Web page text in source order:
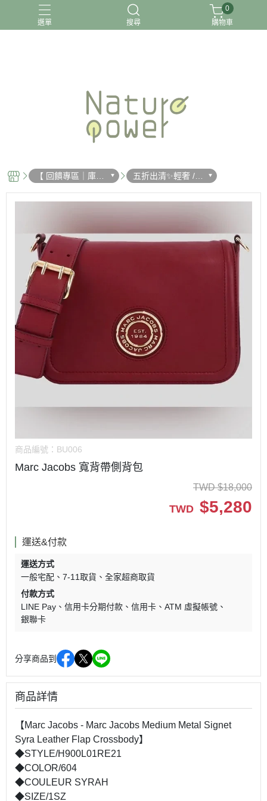
選單 搜尋
0
購物車
【 回饋專區｜庫存
精品💎撿到賺到 】
五折出清✨輕奢 /
精品
商品編號： BU006
Marc Jacobs 寬背帶側背包
TWD $18,000
TWD $5,280
運送&付款
運送方式
一般宅配
7-11取貨
全家超商取貨
付款方式
LINE Pay
信用卡分期付款 信用卡
ATM 虛擬帳號
銀聯卡
分享商品到
商品詳情
【Marc Jacobs - Marc Jacobs Medium Metal Signet
Syra Leather Flap Crossbody】
◆STYLE/H900L01RE21
◆COLOR/604
◆COULEUR SYRAH
◆SIZE/1SZ